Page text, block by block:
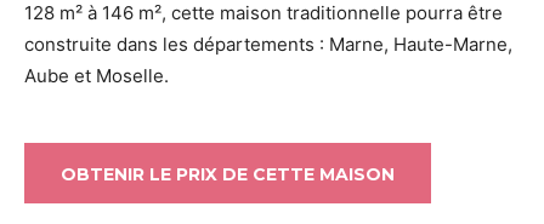
128 m² à 146 m², cette maison traditionnelle pourra être
construite dans les départements : Marne, Haute-Marne,
Aube et Moselle.
OBTENIR LE PRIX DE CETTE MAISON